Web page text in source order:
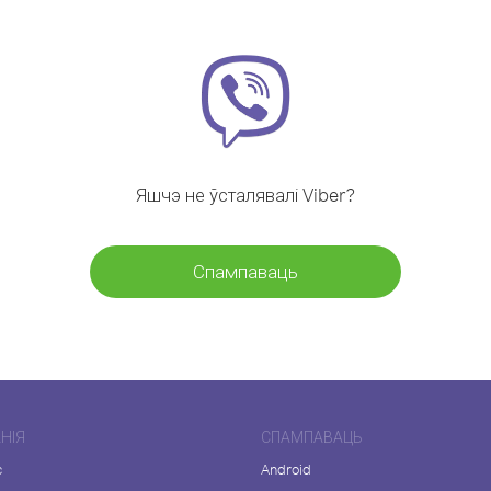
Яшчэ не ўсталявалі Viber?
Спампаваць
СПАМПАВАЦЬ
Android